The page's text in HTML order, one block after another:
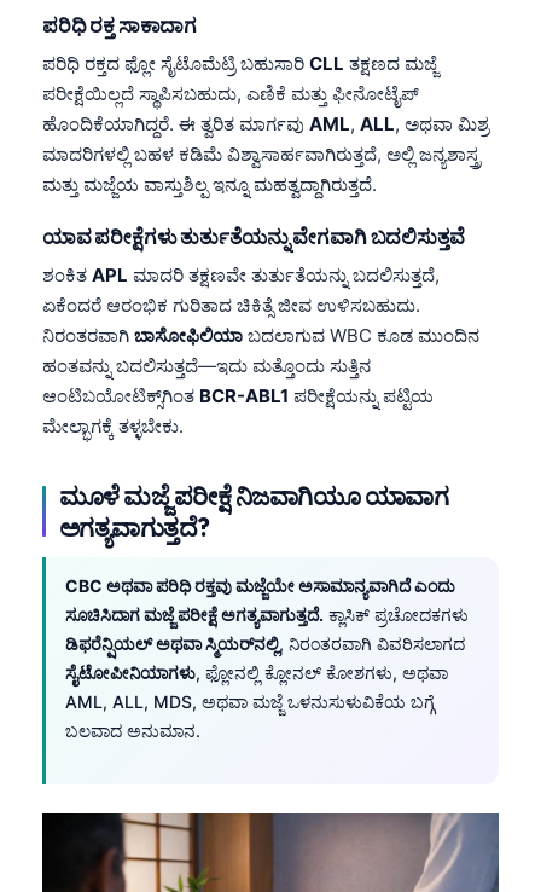
ಪರಿಧಿ ರಕ್ತ ಸಾಕಾದಾಗ
ಪರಿಧಿ ರಕ್ತದ ಫ್ಲೋ ಸೈಟೊಮೆಟ್ರಿ ಬಹುಸಾರಿ CLL ತಕ್ಷಣದ ಮಜ್ಜೆ
ಪರೀಕ್ಷೆಯಿಲ್ಲದೆ ಸ್ಥಾಪಿಸಬಹುದು, ಎಣಿಕೆ ಮತ್ತು ಫೀನೋಟೈಪ್
ಹೊಂದಿಕೆಯಾಗಿದ್ದರೆ. ಈ ತ್ವರಿತ ಮಾರ್ಗವು AML, ALL, ಅಥವಾ ಮಿಶ್ರ
ಮಾದರಿಗಳಲ್ಲಿ ಬಹಳ ಕಡಿಮೆ ವಿಶ್ವಾಸಾರ್ಹವಾಗಿರುತ್ತದೆ, ಅಲ್ಲಿ ಜನ್ಯಶಾಸ್ತ್ರ
ಮತ್ತು ಮಜ್ಜೆಯ ವಾಸ್ತುಶಿಲ್ಪ ಇನ್ನೂ ಮಹತ್ವದ್ದಾಗಿರುತ್ತದೆ.
ಯಾವ ಪರೀಕ್ಷೆಗಳು ತುರ್ತುತೆಯನ್ನು ವೇಗವಾಗಿ ಬದಲಿಸುತ್ತವೆ
ಶಂಕಿತ APL ಮಾದರಿ ತಕ್ಷಣವೇ ತುರ್ತುತೆಯನ್ನು ಬದಲಿಸುತ್ತದೆ,
ಏಕೆಂದರೆ ಆರಂಭಿಕ ಗುರಿತಾದ ಚಿಕಿತ್ಸೆ ಜೀವ ಉಳಿಸಬಹುದು.
ನಿರಂತರವಾಗಿ ಬಾಸೋಫಿಲಿಯಾ ಬದಲಾಗುವ WBC ಕೂಡ ಮುಂದಿನ
ಹಂತವನ್ನು ಬದಲಿಸುತ್ತದೆ—ಇದು ಮತ್ತೊಂದು ಸುತ್ತಿನ
ಆಂಟಿಬಯೋಟಿಕ್ಸ್‌ಗಿಂತ BCR-ABL1 ಪರೀಕ್ಷೆಯನ್ನು ಪಟ್ಟಿಯ
ಮೇಲ್ಭಾಗಕ್ಕೆ ತಳ್ಳಬೇಕು.
ಮೂಳೆ ಮಜ್ಜೆ ಪರೀಕ್ಷೆ ನಿಜವಾಗಿಯೂ ಯಾವಾಗ
ಅಗತ್ಯವಾಗುತ್ತದೆ?
CBC ಅಥವಾ ಪರಿಧಿ ರಕ್ತವು ಮಜ್ಜೆಯೇ ಅಸಾಮಾನ್ಯವಾಗಿದೆ ಎಂದು
ಸೂಚಿಸಿದಾಗ ಮಜ್ಜೆ ಪರೀಕ್ಷೆ ಅಗತ್ಯವಾಗುತ್ತದೆ. ಕ್ಲಾಸಿಕ್ ಪ್ರಚೋದಕಗಳು
ಡಿಫರೆನ್ಷಿಯಲ್ ಅಥವಾ ಸ್ಮಿಯರ್‌ನಲ್ಲಿ, ನಿರಂತರವಾಗಿ ವಿವರಿಸಲಾಗದ
ಸೈಟೋಪೀನಿಯಾಗಳು, ಫ್ಲೋನಲ್ಲಿ ಕ್ಲೋನಲ್ ಕೋಶಗಳು, ಅಥವಾ
AML, ALL, MDS, ಅಥವಾ ಮಜ್ಜೆ ಒಳನುಸುಳುವಿಕೆಯ ಬಗ್ಗೆ
ಬಲವಾದ ಅನುಮಾನ.
Српски језик
Svenska
Eesti
日本語
Čeština
ქართული
Lietuvių kalba
Polski
한국어
Slovenščina
Magyar
বাংলা
اردو
मराठी
తెలుగు
தமிழ்
ગુજરાતી
മലയാളം